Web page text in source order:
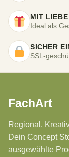
MIT
Ideal als
SICHER
SSL-
FachArt
Regional.
Dein Concept
ausgewählte